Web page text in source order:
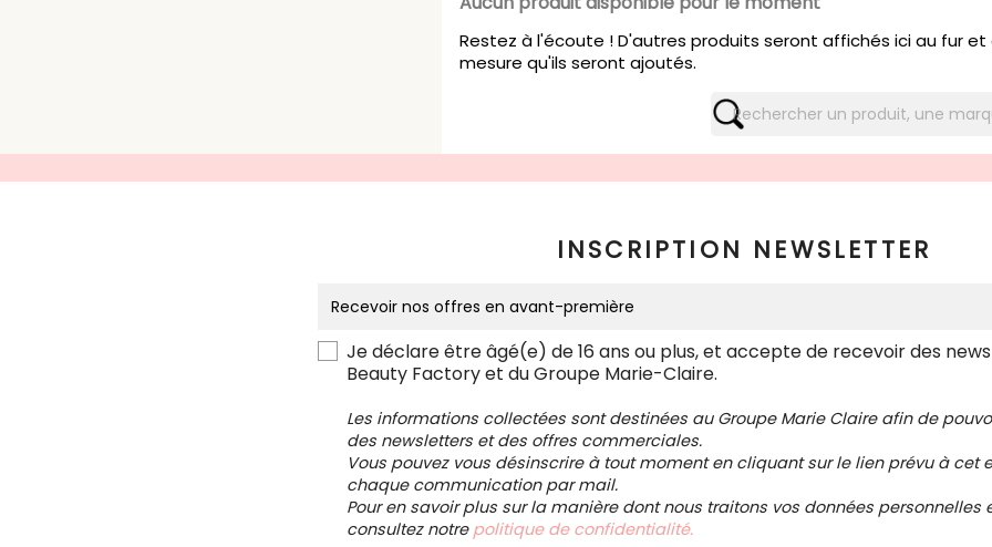
Restez à l'écoute ! D'autres produits seront affichés ici au fur et
mesure qu'ils seront ajoutés.
INSCRIPTION NEWSLETTER
Je déclare être âgé(e) de 16 ans ou plus, et accepte de recevoir des
Beauty Factory et du Groupe Marie-Claire.
Les informations collectées sont destinées au Groupe Marie Claire afin de
des newsletters et des offres commerciales.
Vous pouvez vous désinscrire à tout moment en cliquant sur le lien prévu à cet
chaque communication par mail.
Pour en savoir plus sur la manière dont nous traitons vos données personnelles
consultez notre politique de confidentialité.